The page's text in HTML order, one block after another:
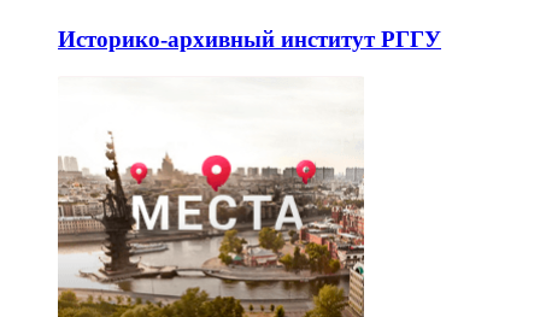
Историко-архивный институт РГГУ